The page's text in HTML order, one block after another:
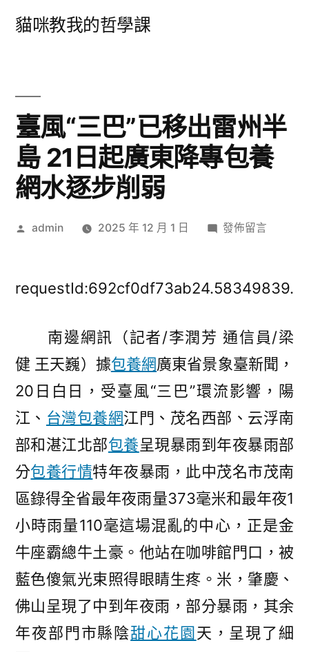
貓咪教我的哲學課
臺風“三巴”已移出雷州半
島 21日起廣東降專包養
網水逐步削弱
作
admin 2025 年 12 月 1 日
在
“三
移
出
雷
州
半
島
日
起
廣
東
降
專
養
網
發佈留言
requestId:692cf0df73ab24.58349839.
南邊網訊（記者/李潤芳 通信員/梁
健 王天巍）據包養網廣東省景象臺新聞，
20日白日，受臺風“三巴”環流影響，陽
江、 台灣包養網江門、茂名西部、云浮南
部和湛江北部包養呈現暴雨到年夜暴雨部
分包養行情特年夜暴雨，此中茂名市茂南
區錄得全省最年夜雨量373毫米和最年夜1
小時雨量110毫這場混亂的中心，正是金
牛座霸總牛土豪。他站在咖啡館門口，被
藍色傻氣光束照得眼睛生疼。米，肇慶、
佛山呈現了中到年夜雨，部分暴雨，其余
年夜部門市縣陰甜心花園天，呈現了細